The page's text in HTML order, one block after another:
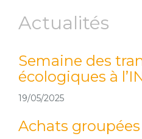
Actualités
Semaine des
écologiques à
19/05/2025
Achats groupées